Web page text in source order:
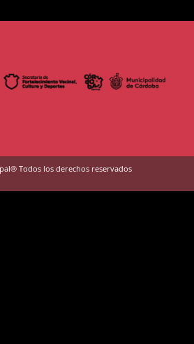
Todos los derechos reservados